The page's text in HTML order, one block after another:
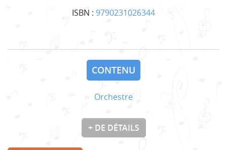
ISBN : 9790231026344
CONTENU
Orchestre
+ DE DÉTAILS